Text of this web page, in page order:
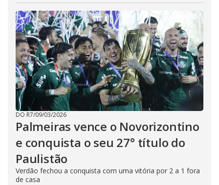
DO R7/09/03/2026
Palmeiras vence o Novorizontino
e conquista o seu 27° título do
Paulistão
Verdão fechou a conquista com uma vitória por 2 a 1 fora
de casa